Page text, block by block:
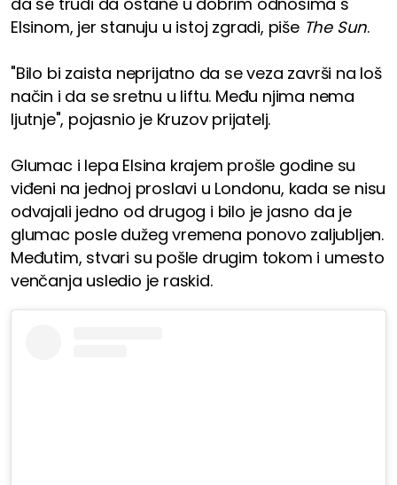
Elsinom, jer stanuju u istoj zgradi, piše The Sun.
"Bilo bi zaista neprijatno da se veza završi na loš
način i da se sretnu u liftu. Među njima nema
ljutnje", pojasnio je Kruzov prijatelj.
Glumac i lepa Elsina krajem prošle godine su
viđeni na jednoj proslavi u Londonu, kada se nisu
odvajali jedno od drugog i bilo je jasno da je
glumac posle dužeg vremena ponovo zaljubljen.
Međutim, stvari su pošle drugim tokom i umesto
venčanja usledio je raskid.